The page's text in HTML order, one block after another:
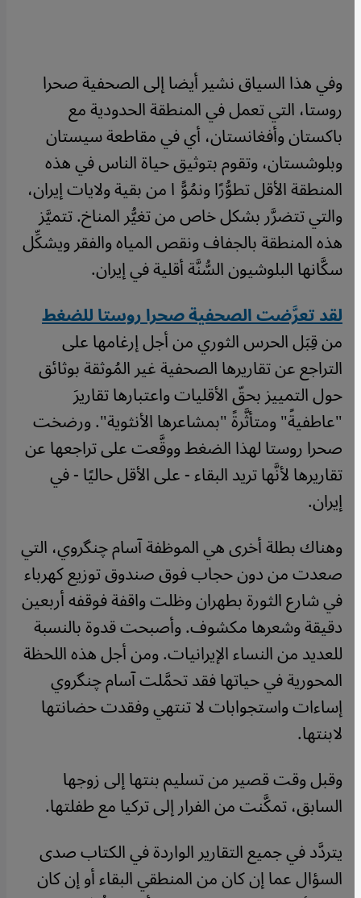
وفي هذا السياق نشير أيضا إلى الصحفية صحرا
روستا، التي تعمل في المنطقة الحدودية مع
باكستان وأفغانستان، أي في مقاطعة سيستان
وبلوشستان، وتقوم بتوثيق حياة الناس في هذه
المنطقة الأقل تطوُّرًا ونمُوًّا من بقية ولايات إيران،
والتي تتضرَّر بشكل خاص من تغيُّر المناخ. تتميَّز
هذه المنطقة بالجفاف ونقص المياه والفقر ويشكِّل
سكَّانها البلوشيون السُّنَّة أقلية في إيران.
لقد تعرَّضت الصحفية صحرا روستا للضغط
من قِبَل الحرس الثوري من أجل إرغامها على
التراجع عن تقاريرها الصحفية غير المُوثقة بوثائق
حول التمييز بحقّ الأقليات واعتبارها تقاريرَ
"عاطفيةً" ومتأثَّرةً "بمشاعرها الأنثوية". ورضخت
صحرا روستا لهذا الضغط ووقَّعت على تراجعها عن
تقاريرها لأنَّها تريد البقاء - على الأقل حاليًا - في
إيران.
وهناك بطلة أخرى هي الموظفة آسام چنگروي، التي
صعدت من دون حجاب فوق صندوق توزيع كهرباء
في شارع الثورة بطهران وظلت واقفة فوقفه أربعين
دقيقة وشعرها مكشوف. وأصبحت قدوة بالنسبة
للعديد من النساء الإيرانيات. ومن أجل هذه اللحظة
المحورية في حياتها فقد تحمَّلت آسام چنگروي
إساءات واستجوابات لا تنتهي وفقدت حضانتها
لابنتها.
وقبل وقت قصير من تسليم بنتها إلى زوجها
السابق، تمكَّنت من الفرار إلى تركيا مع طفلتها.
يتردَّد في جميع التقارير الواردة في الكتاب صدى
السؤال عما إن كان من المنطقي البقاء أو إن كان